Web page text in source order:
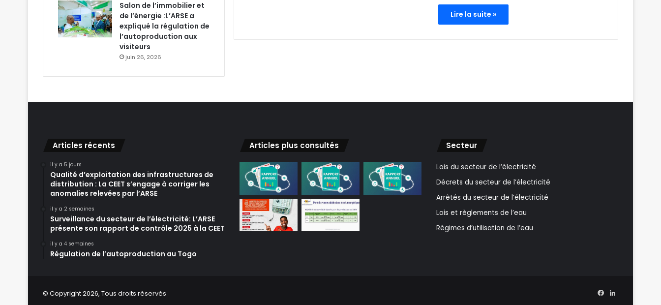
Lire la suite »
Salon de l’immobilier et
de l’énergie :L’ARSE a
expliqué la régulation de
l’autoproduction aux
visiteurs
juin 26, 2026
Articles récents
il y a 5 jours
Qualité d’exploitation des infrastructures de
distribution : La CEET s’engage à corriger les
anomalies relevées par l’ARSE
il y a 2 semaines
Surveillance du secteur de l’électricité: L’ARSE
présente son rapport de contrôle 2025 à la CEET
il y a 4 semaines
Régulation de l’autoproduction au Togo
Articles plus consultés Secteur
Lois du secteur de l’électricité
Décrets du secteur de l’électricité
Arrêtés du secteur de l’électricité
Lois et règlements de l’eau
Régimes d’utilisation de l’eau
© Copyright 2026, Tous droits réservés Facebook
Linkedin